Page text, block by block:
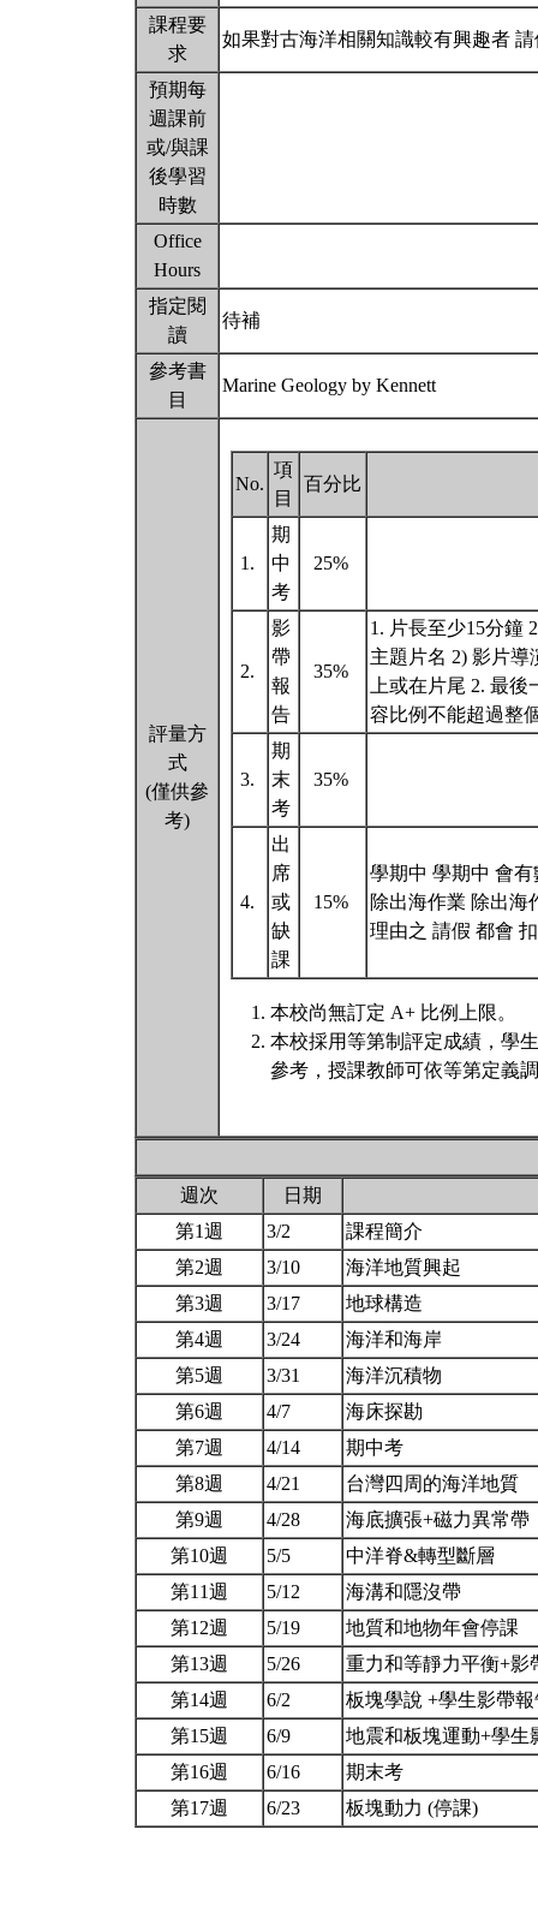
課程要
求
如果對古海洋相關知識較有興趣者
預期每
週課前
或/與課
後學習
時數
Office
Hours
指定閱
讀
待補
參考書
目
Marine Geology by Kennett
評量方
式
(僅供參
考)
No.
項
目
百分比
1.
期
中
考
25%
2.
影
帶
報
告
35%
1. 片長至少15分鐘
主題片名 2) 影片導
上或在片尾 2. 最
容比例不能超過整
3.
期
末
考
35%
4.
出
席
或
缺
課
15%
學期中 學期中 會
除出海作業 除出海
理由之 請假 都會
本校尚無訂定 A+ 比例上限。
本校採用等第制評定成績，學
參考，授課教師可依等第定義
週次
日期
第1週
3/2
課程簡介
第2週
3/10
海洋地質興起
第3週
3/17
地球構造
第4週
3/24
海洋和海岸
第5週
3/31
海洋沉積物
第6週
4/7
海床探勘
第7週
4/14
期中考
第8週
4/21
台灣四周的海洋地質
第9週
4/28
海底擴張+磁力異常帶
第10週
5/5
中洋脊&轉型斷層
第11週
5/12
海溝和隱沒帶
第12週
5/19
地質和地物年會停課
第13週
5/26
重力和等靜力平衡+影
第14週
6/2
板塊學說 +學生影帶
第15週
6/9
地震和板塊運動+學生
第16週
6/16
期末考
第17週
6/23 板塊動力 (停課)